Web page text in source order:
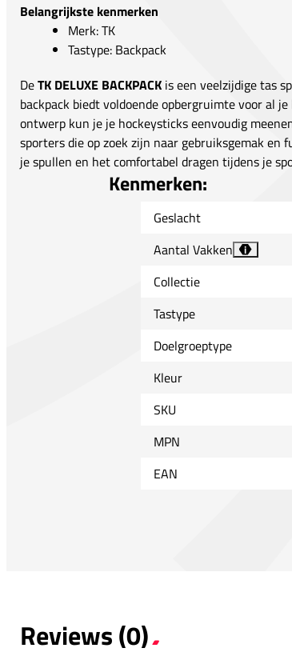
Belangrijkste kenmerken
Merk: TK
Tastype: Backpack
DeTK DELUXE BACKPACK is een veelzijdige tas
backpack biedt voldoende opbergruimte voor al
ontwerp kun je je hockeysticks eenvoudig
sporters die op zoek zijn naar gebruiksgemak
je spullen en het comfortabel dragen tijdens je
Kenmerken:
Geslacht
Aantal Vakken
i
Collectie
Tastype
Doelgroeptype
Kleur
SKU
MPN
EAN
Reviews (0)